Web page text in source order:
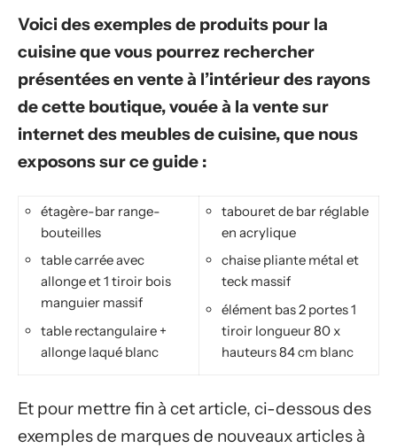
Voici des exemples de produits pour la
cuisine que vous pourrez rechercher
présentées en vente à l’intérieur des rayons
de cette boutique, vouée à la vente sur
internet des meubles de cuisine, que nous
exposons sur ce guide :
étagère-bar range-
bouteilles
table carrée avec
allonge et 1 tiroir bois
manguier massif
table rectangulaire +
allonge laqué blanc
tabouret de bar réglable
en acrylique
chaise pliante métal et
teck massif
élément bas 2 portes 1
tiroir longueur 80 x
hauteurs 84 cm blanc
Et pour mettre fin à cet article, ci-dessous des
exemples de marques de nouveaux articles à